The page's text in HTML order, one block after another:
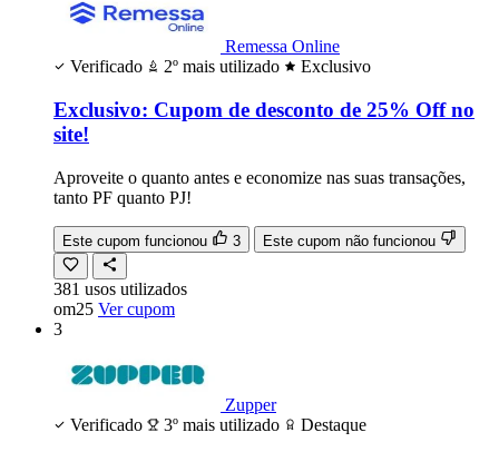
Remessa Online
Verificado
2º mais utilizado Exclusivo
Exclusivo: Cupom de desconto de 25% Off no
site!
Aproveite o quanto antes e economize nas suas transações,
tanto PF quanto PJ!
Este cupom funcionou 3 Este cupom não funcionou
381 usos utilizados
om25 Ver cupom
3
Zupper
Verificado
3º mais utilizado Destaque